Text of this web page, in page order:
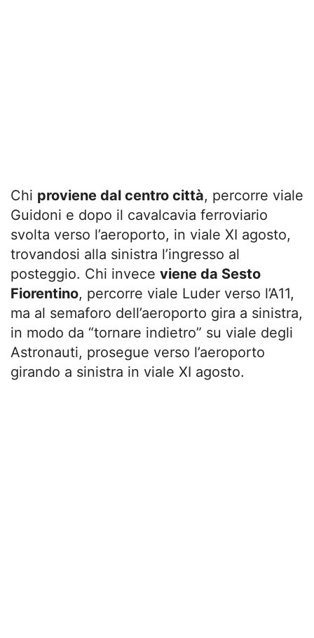
Chi proviene dal centro città, percorre viale
Guidoni e dopo il cavalcavia ferroviario
svolta verso l’aeroporto, in viale XI agosto,
trovandosi alla sinistra l’ingresso al
posteggio. Chi invece viene da Sesto
Fiorentino, percorre viale Luder verso l’A11,
ma al semaforo dell’aeroporto gira a sinistra,
in modo da “tornare indietro” su viale degli
Astronauti, prosegue verso l’aeroporto
girando a sinistra in viale XI agosto.